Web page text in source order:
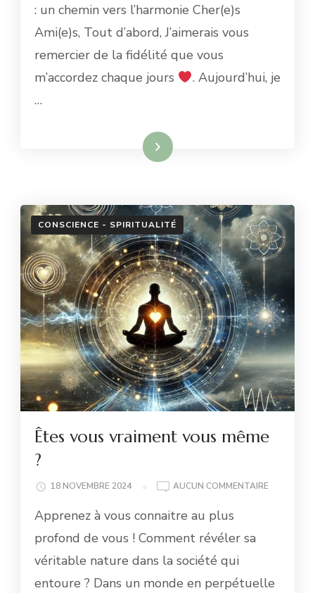
ÉNERGIE
SE
: un chemin vers l’harmonie Cher(e)s
Ami(e)s, Tout d’abord, J’aimerais vous
remercier de la fidélité que vous
m’accordez chaque jours
. Aujourd’hui, je
…
Lire la suite
CONSCIENCE - SPIRITUALITÉ
Êtes vous vraiment vous même
?
18 NOVEMBRE 2024 AUCUN COMMENTAIREÊTES
Apprenez à vous connaitre au plus
profond de vous ! Comment révéler sa
véritable nature dans la société qui
entoure ? Dans un monde en perpétuelle